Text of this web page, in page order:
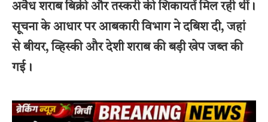
अवैध शराब बिक्री और तस्करी की शिकायतें मिल रही थीं।
सूचना के आधार पर आबकारी विभाग ने दबिश दी, जहां
से बीयर, व्हिस्की और देशी शराब की बड़ी खेप जब्त की
गई।